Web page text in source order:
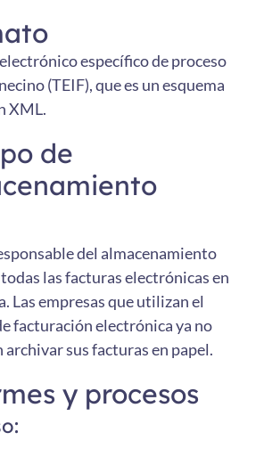
específico de proceso
(TEIF), que es un esquema
XML.
de
del almacenamiento
las facturas electrónicas en
Las empresas que utilizan el
facturación electrónica ya no
archivar sus facturas en papel.
y procesos